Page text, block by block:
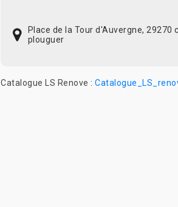
Place de la Tour d'Auvergne, 29270
plouguer
Catalogue LS Renove :